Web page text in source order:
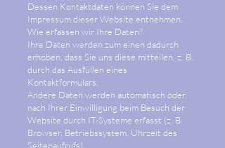
Dessen Kontaktdaten können Sie dem
Impressum dieser Website entnehmen.
Wie erfassen wir Ihre Daten?
Ihre Daten werden zum einen dadurch
erhoben, dass Sie uns diese mitteilen, z. B.
durch das Ausfüllen eines
Kontaktformulars.
Andere Daten werden automatisch oder
nach Ihrer Einwilligung beim Besuch der
Website durch IT-Systeme erfasst (z. B.
Browser, Betriebssystem, Uhrzeit des
Seitenaufrufs).